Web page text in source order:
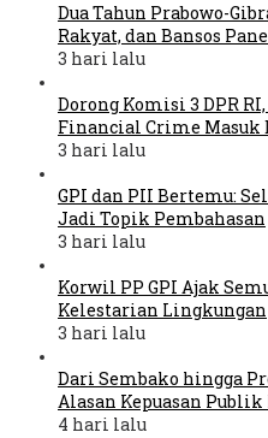
Dua Tahun Prabowo-
Rakyat, dan Bansos
3 hari lalu
Dorong Komisi 3 DPR
Financial Crime Masuk
3 hari lalu
GPI dan PII Bertemu:
Jadi Topik Pembahasan
3 hari lalu
Korwil PP GPI Ajak
Kelestarian Lingkungan
3 hari lalu
Dari Sembako hingga
Alasan Kepuasan Publik
4 hari lalu